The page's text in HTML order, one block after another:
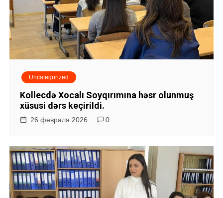
Uncategorized
Kollecdə Xocalı Soyqırımına həsr olunmuş
xüsusi dərs keçirildi.
26 февраля 2026 0